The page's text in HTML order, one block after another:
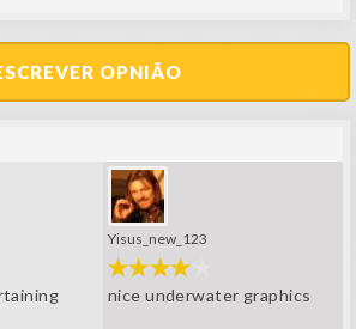
OPNIÃO
Yisus_new_123
nice underwater graphics